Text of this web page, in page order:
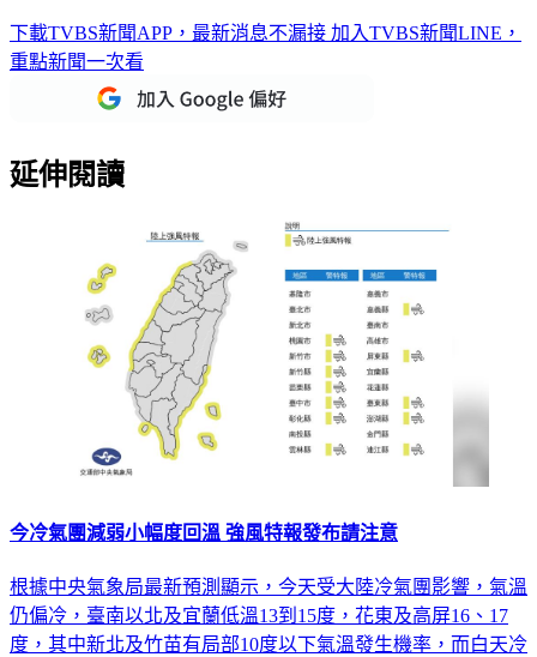
下載TVBS新聞APP，最新消息不漏接 加入TVBS新聞LINE，
重點新聞一次看
延伸閱讀
今冷氣團減弱小幅度回溫 強風特報發布請注意
根據中央氣象局最新預測顯示，今天受大陸冷氣團影響，氣溫
仍偏冷，臺南以北及宜蘭低溫13到15度，花東及高屏16、17
度，其中新北及竹苗有局部10度以下氣溫發生機率，而白天冷